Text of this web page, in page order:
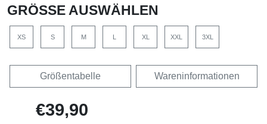
GRÖSSE AUSWÄHLEN
XS S M L XL XXL 3XL
Größentabelle Wareninformationen
€39,90